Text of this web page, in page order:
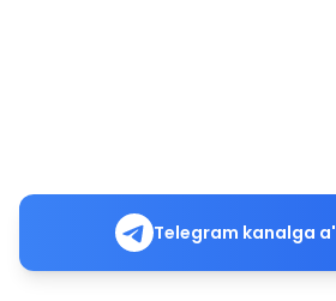
Telegram kanalga